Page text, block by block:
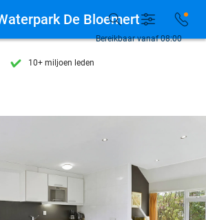
7 dagen per week beschikbaar
10+ miljoen leden
7 dagen per week beschikbaar
10+ miljoen leden
Bereikbaar vanaf 08:00
De Bloemert